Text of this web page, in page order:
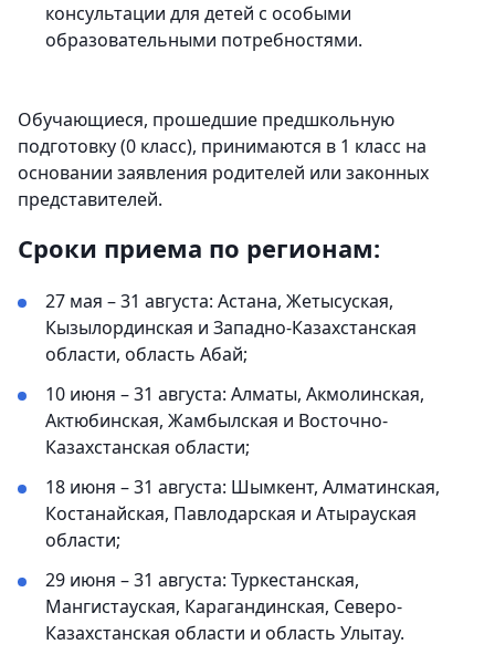
консультации для детей с особыми
образовательными потребностями.
Обучающиеся, прошедшие предшкольную
подготовку (0 класс), принимаются в 1 класс на
основании заявления родителей или законных
представителей.
Сроки приема по регионам:
27 мая – 31 августа: Астана, Жетысуская,
Кызылординская и Западно-Казахстанская
области, область Абай;
10 июня – 31 августа: Алматы, Акмолинская,
Актюбинская, Жамбылская и Восточно-
Казахстанская области;
18 июня – 31 августа: Шымкент, Алматинская,
Костанайская, Павлодарская и Атырауская
области;
29 июня – 31 августа: Туркестанская,
Мангистауская, Карагандинская, Северо-
Казахстанская области и область Улытау.